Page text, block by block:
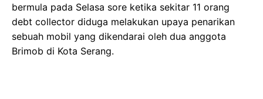
bermula pada Selasa sore ketika sekitar 11 orang
debt collector diduga melakukan upaya penarikan
sebuah mobil yang dikendarai oleh dua anggota
Brimob di Kota Serang.